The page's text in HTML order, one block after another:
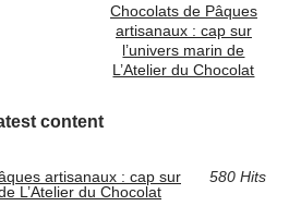
Chocolats de Pâques
artisanaux : cap sur
l’univers marin de
L’Atelier du Chocolat
content
artisanaux : cap sur
L’Atelier du Chocolat
580 Hits